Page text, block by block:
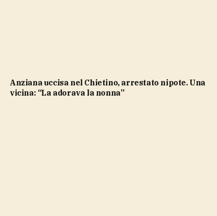
Anziana uccisa nel Chietino, arrestato nipote. Una
vicina: “La adorava la nonna”